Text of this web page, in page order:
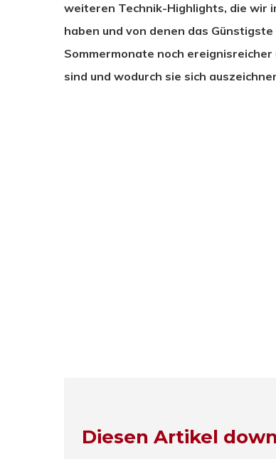
weiteren Technik-Highlights, die wir
haben und von denen das
Sommermonate noch
sind und wodurch sie sich
Diesen Artikel